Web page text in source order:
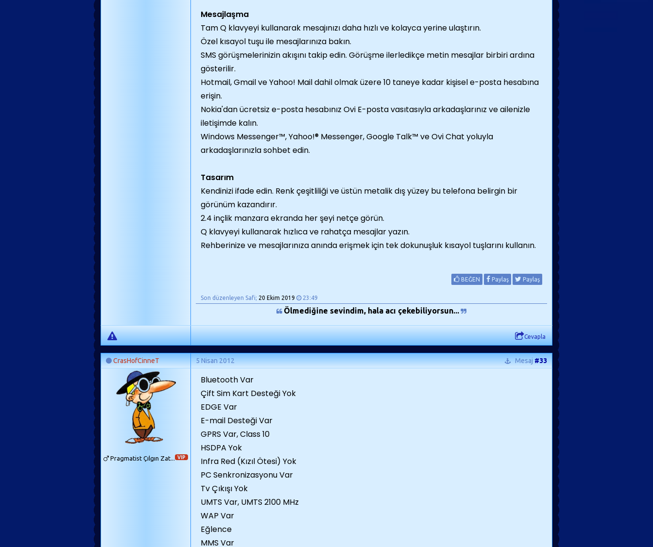
Mesajlaşma
Tam Q klavyeyi kullanarak mesajınızı daha hızlı ve kolayca yerine ulaştırın.
Özel kısayol tuşu ile mesajlarınıza bakın.
SMS görüşmelerinizin akışını takip edin. Görüşme ilerledikçe metin mesajlar birbiri ardına
gösterilir.
Hotmail, Gmail ve Yahoo! Mail dahil olmak üzere 10 taneye kadar kişisel e-posta hesabına
erişin.
Nokia'dan ücretsiz e-posta hesabınız Ovi E-posta vasıtasıyla arkadaşlarınız ve ailenizle
iletişimde kalın.
Windows Messenger™, Yahoo!® Messenger, Google Talk™ ve Ovi Chat yoluyla
arkadaşlarınızla sohbet edin.
Tasarım
Kendinizi ifade edin. Renk çeşitliliği ve üstün metalik dış yüzey bu telefona belirgin bir
görünüm kazandırır.
2.4 inçlik manzara ekranda her şeyi netçe görün.
Q klavyeyi kullanarak hızlıca ve rahatça mesajlar yazın.
Rehberinize ve mesajlarınıza anında erişmek için tek dokunuşluk kısayol tuşlarını kullanın.
BEĞEN Paylaş Paylaş
Son düzenleyen Safi; 20 Ekim 2019 23:49
Ölmediğine sevindim, hala acı çekebiliyorsun...
Cevapla
CrasHofCinneT 5 Nisan 2012 Mesaj#33
VIP
Pragmatist Çılgın Zat...
Bluetooth Var
Çift Sim Kart Desteği Yok
EDGE Var
E-mail Desteği Var
GPRS Var, Class 10
HSDPA Yok
Infra Red (Kızıl Ötesi) Yok
PC Senkronizasyonu Var
Tv Çıkışı Yok
UMTS Var, UMTS 2100 MHz
WAP Var
Eğlence
MMS Var